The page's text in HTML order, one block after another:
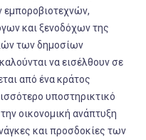
και ξενοδόχων της
των δημοσίων
να εισέλθουν σε
από ένα κράτος
υποστηρικτικό
οικονομική ανάπτυξη
και προσδοκίες των